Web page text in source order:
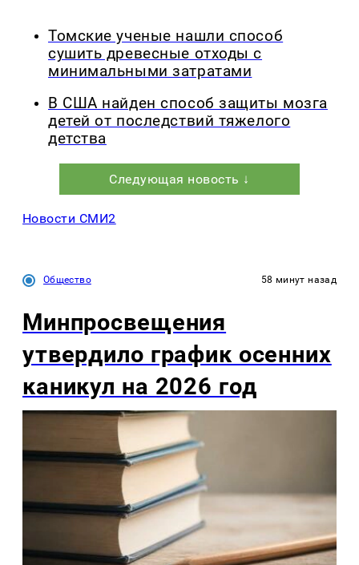
Томские ученые нашли способ
сушить древесные отходы с
минимальными затратами
В США найден способ защиты мозга
детей от последствий тяжелого
детства
Следующая новость ↓
Новости СМИ2
Общество 58 минут назад
Минпросвещения
утвердило график осенних
каникул на 2026 год